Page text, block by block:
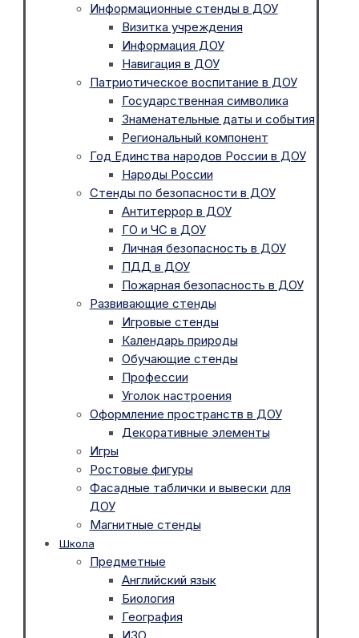
Информационные стенды в ДОУ
Визитка учреждения
Информация ДОУ
Навигация в ДОУ
Патриотическое воспитание в ДОУ
Государственная символика
Знаменательные даты и события
Региональный компонент
Год Единства народов России в ДОУ
Народы России
Стенды по безопасности в ДОУ
Антитеррор в ДОУ
ГО и ЧС в ДОУ
Личная безопасность в ДОУ
ПДД в ДОУ
Пожарная безопасность в ДОУ
Развивающие стенды
Игровые стенды
Календарь природы
Обучающие стенды
Профессии
Уголок настроения
Оформление пространств в ДОУ
Декоративные элементы
Игры
Ростовые фигуры
Фасадные таблички и вывески для
ДОУ
Магнитные стенды
Школа
Предметные
Английский язык
Биология
География